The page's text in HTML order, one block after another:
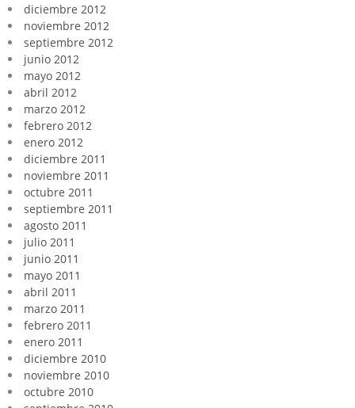
diciembre 2012
noviembre 2012
septiembre 2012
junio 2012
mayo 2012
abril 2012
marzo 2012
febrero 2012
enero 2012
diciembre 2011
noviembre 2011
octubre 2011
septiembre 2011
agosto 2011
julio 2011
junio 2011
mayo 2011
abril 2011
marzo 2011
febrero 2011
enero 2011
diciembre 2010
noviembre 2010
octubre 2010